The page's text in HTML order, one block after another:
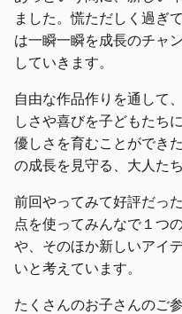
ました。慌ただしく過ぎ
は一瞬一瞬を成長のチャ
していきます。
自由な作品作りを通して
しさや喜びを子どもたち
優しさを育むことができ
の成長を見守る、大人た
前回やってみて好評だっ
点を使ってみんなで１つ
や、そのほか新しいアイ
いと考えています。
たくさんのお子さんのご